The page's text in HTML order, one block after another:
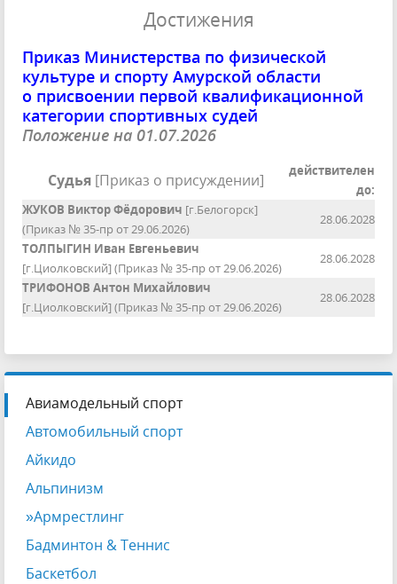
Достижения
Приказ Министерства по физической
культуре и спорту Амурской области
о присвоении первой квалификационной
категории спортивных судей
Положение на 01.07.2026
Судья[Приказ о присуждении]
действителен
до:
ЖУКОВ Виктор Фёдорович [г.Белогорск]
(Приказ № 35-пр от 29.06.2026)
28.06.2028
ТОЛПЫГИН Иван Евгеньевич
[г.Циолковский] (Приказ № 35-пр от 29.06.2026)
28.06.2028
ТРИФОНОВ Антон Михайлович
[г.Циолковский] (Приказ № 35-пр от 29.06.2026)
28.06.2028
Авиамодельный спорт
Автомобильный спорт
Айкидо
Альпинизм
»Армрестлинг
Бадминтон & Теннис
Баскетбол